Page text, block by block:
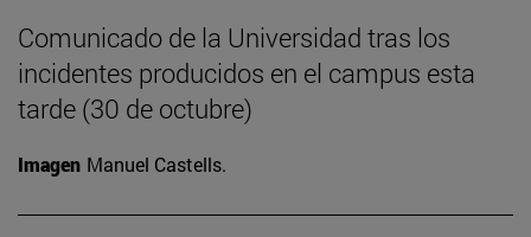
Comunicado de la Universidad tras los
incidentes producidos en el campus esta
tarde (30 de octubre)
Imagen Manuel Castells.